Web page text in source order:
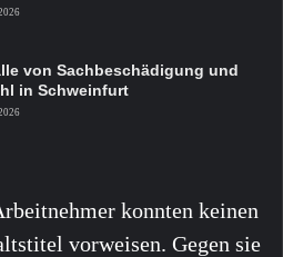
von Sachbeschädigung und
in Schweinfurt
konnten keinen
vorweisen. Gegen sie